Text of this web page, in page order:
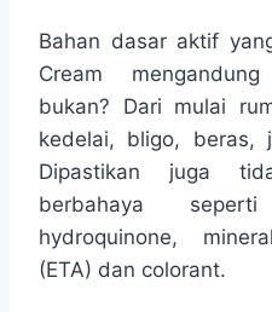
Bahan dasar aktif
Cream
bukan? Dari mulai
kedelai, bligo, beras,
Dipastikan juga
berbahaya
hydroquinone,
(ETA) dan colorant.